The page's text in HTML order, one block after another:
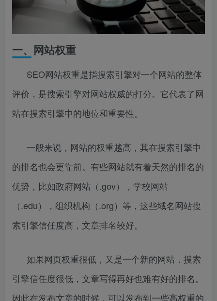
一、网站权重
SEO网站权重是指搜索引擎对一个网站的整体
评价，是搜索引擎对网站权威的打分。它代表了网
站在搜索引擎中的地位和重要性。
一般来说，网站的权重越高，其在搜索引擎中
的排名也会更靠前。有些网站就有着天然的排名的
优势，比如政府网站（.gov），学校网站
（.edu），组织机构（.org）等，这些域名网站搜
索引擎信任度高，文章排名较好。
如果网页权重很低，又是一个新的网站，搜索
引擎信任度很低，文章写得再好也难有好的排名。
因此在发布文章的时候，可以发布到一些高权重的